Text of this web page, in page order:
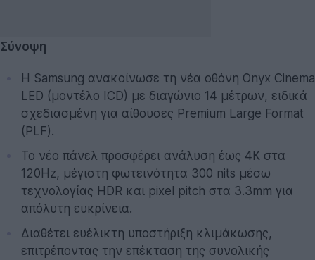
Σύνοψη
Η Samsung ανακοίνωσε τη νέα οθόνη Onyx Cinema
LED (μοντέλο ICD) με διαγώνιο 14 μέτρων, ειδικά
σχεδιασμένη για αίθουσες Premium Large Format
(PLF).
Το νέο πάνελ προσφέρει ανάλυση έως 4K στα
120Hz, μέγιστη φωτεινότητα 300 nits μέσω
τεχνολογίας HDR και pixel pitch στα 3.3mm για
απόλυτη ευκρίνεια.
Διαθέτει ευέλικτη υποστήριξη κλιμάκωσης,
επιτρέποντας την επέκταση της συνολικής